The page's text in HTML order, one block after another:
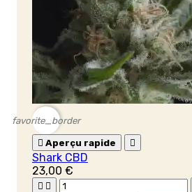
favorite_border
 Aperçu rapide 
Shark CBD
23,00 €
 